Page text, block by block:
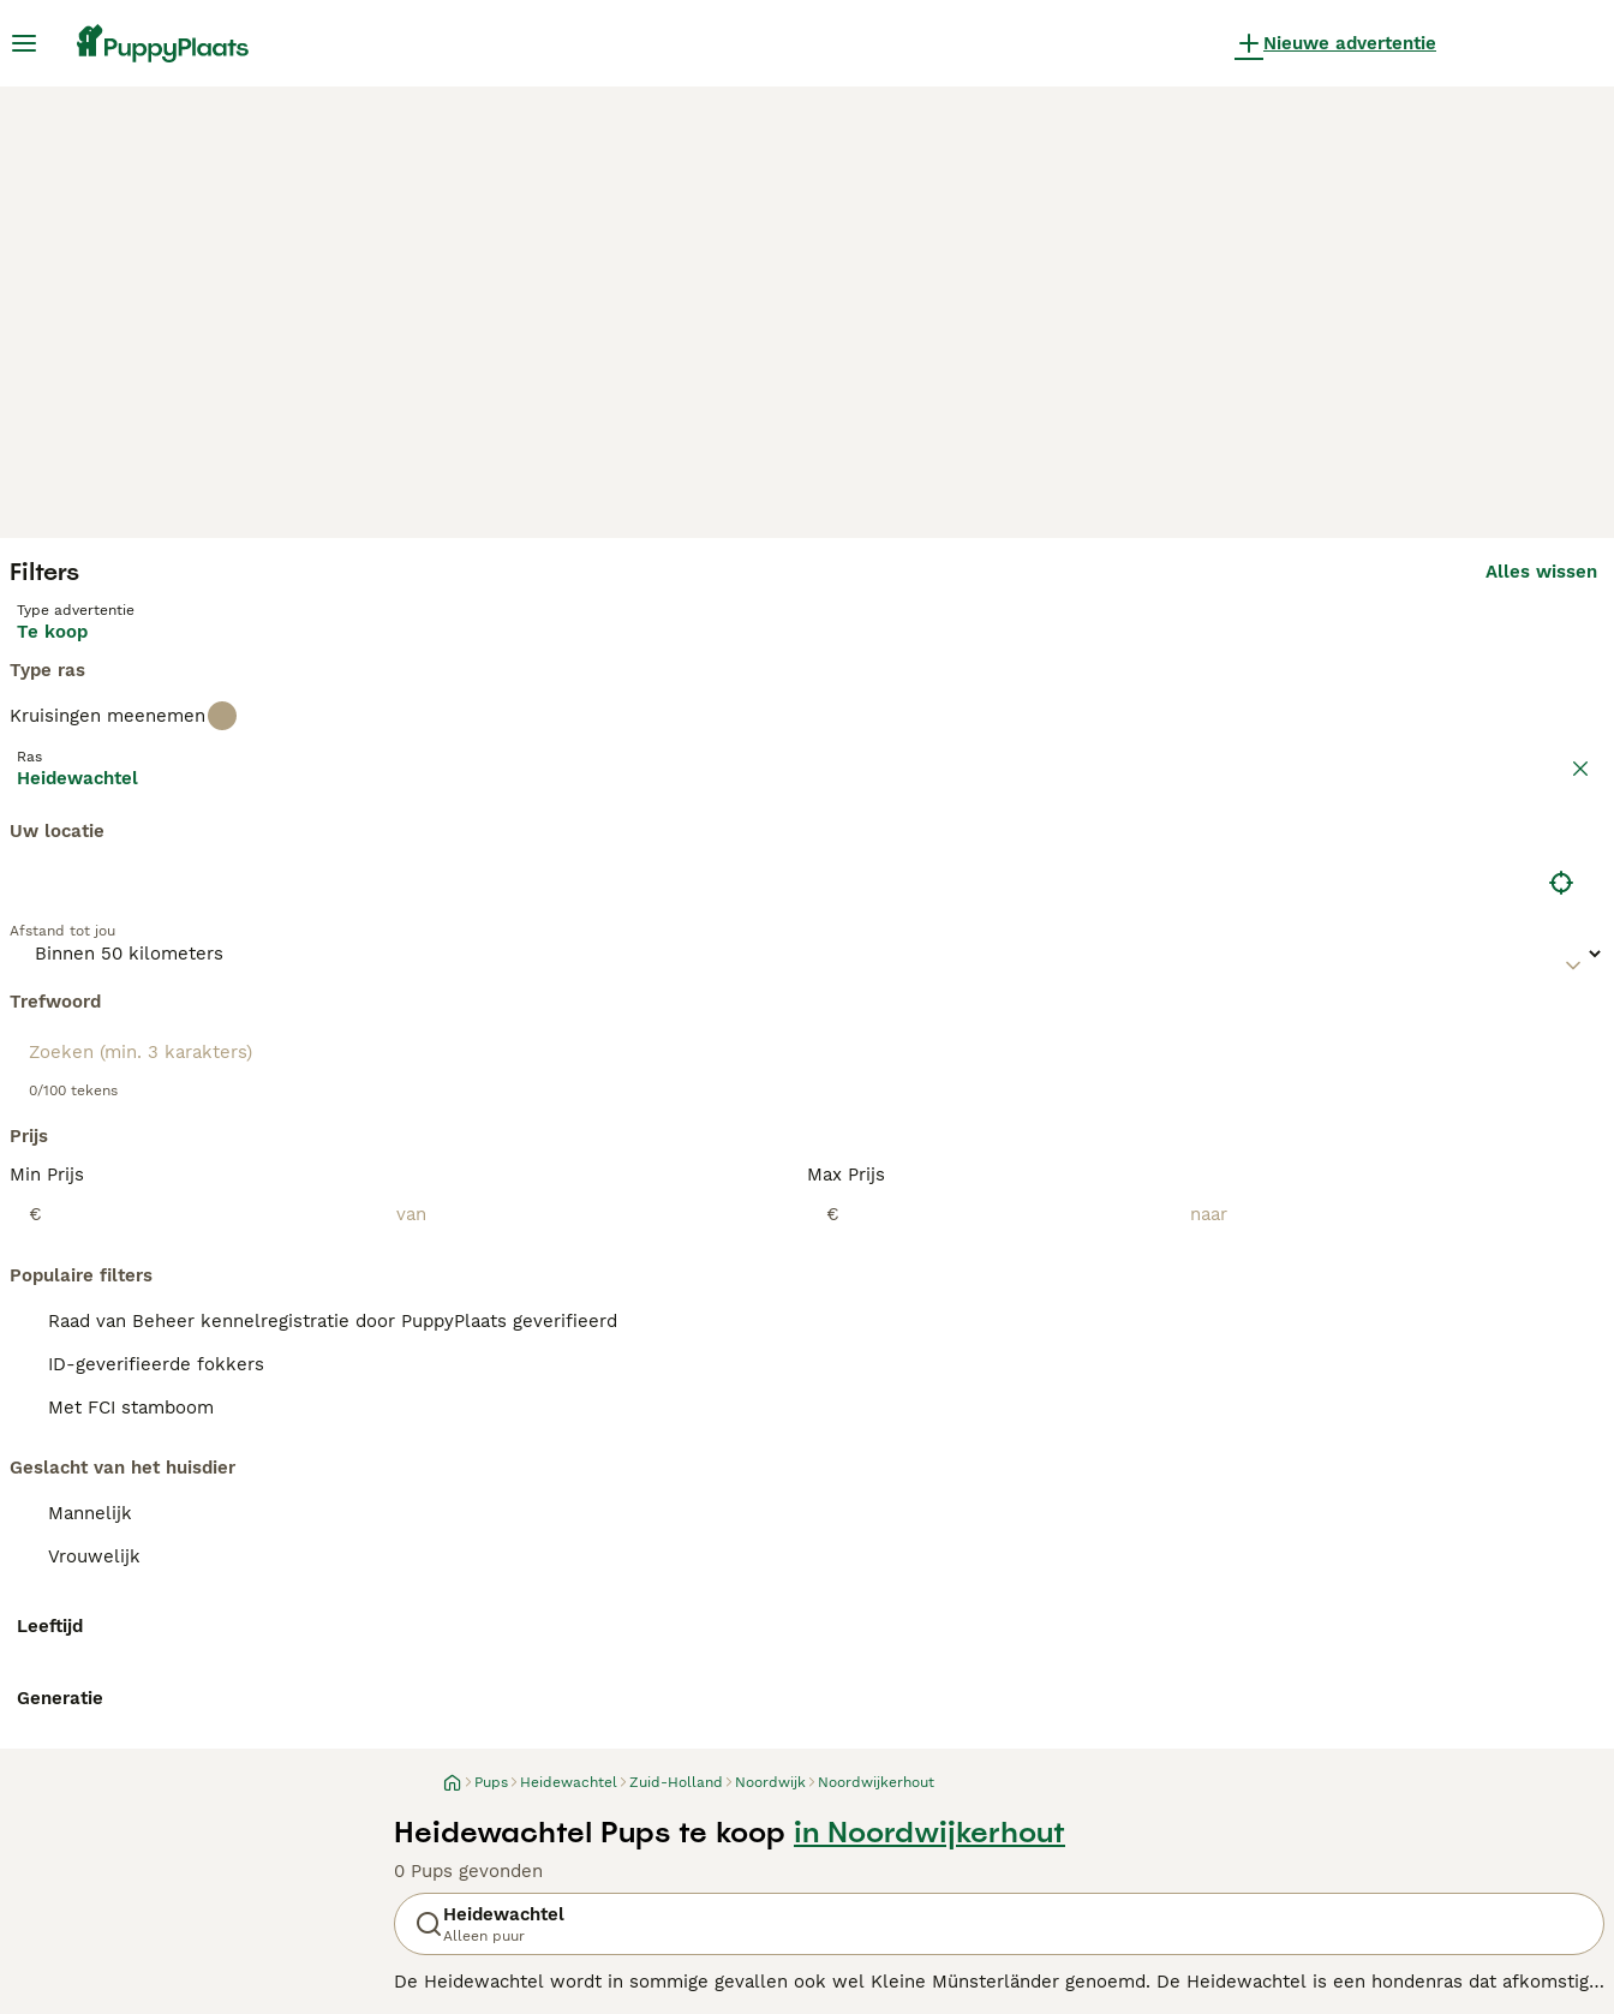
Nieuwe advertentie
Filters Alles wissen
Type advertentie
Te koop
Type ras
Kruisingen meenemen
Ras
Heidewachtel
Uw locatie
Afstand tot jou
Trefwoord
0/100 tekens
Prijs
Min Prijs
€
Max Prijs
€
Populaire filters
Raad van Beheer kennelregistratie door PuppyPlaats geverifieerd
ID-geverifieerde fokkers
Met FCI stamboom
Geslacht van het huisdier
Mannelijk
Vrouwelijk
Leeftijd
Generatie
Pups Heidewachtel Zuid-Holland Noordwijk Noordwijkerhout
Heidewachtel Pups te koop in Noordwijkerhout
0 Pups gevonden
Heidewachtel
Alleen puur
De Heidewachtel wordt in sommige gevallen ook wel Kleine Münsterländer genoemd. De Heidewachtel is een hondenras dat afkomstig